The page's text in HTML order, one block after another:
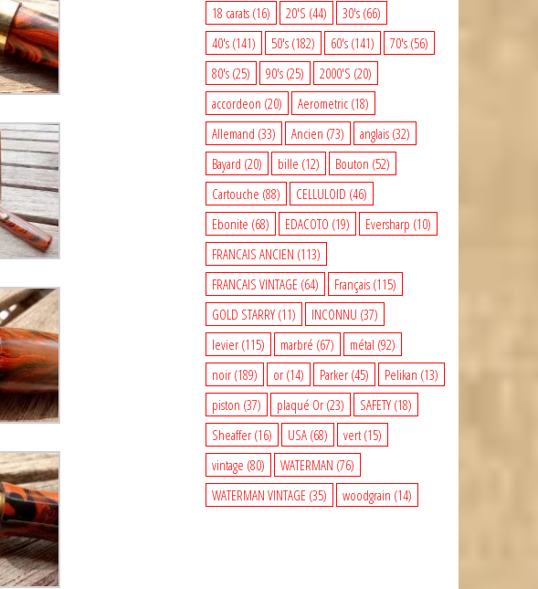
18 carats(16) 20'S (44) 30's(66)
40's(141) 50's(182) 60's(141) 70's(56)
80's(25) 90's(25) 2000'S (20)
accordeon (20) Aerometric(18)
Allemand (33) Ancien (73) anglais(32)
Bayard (20) bille (12) Bouton (52)
Cartouche (88) CELLULOID (46)
Ebonite (68) EDACOTO (19) Eversharp (10)
FRANCAIS ANCIEN (113)
FRANCAIS VINTAGE (64) Français(115)
GOLD STARRY(11) INCONNU (37)
levier(115) marbré (67) métal (92)
noir(189) or(14) Parker(45) Pelikan (13)
piston (37) plaqué Or(23) SAFETY(18)
Sheaffer(16) USA(68) vert(15)
vintage (80) WATERMAN (76)
WATERMAN VINTAGE (35) woodgrain (14)